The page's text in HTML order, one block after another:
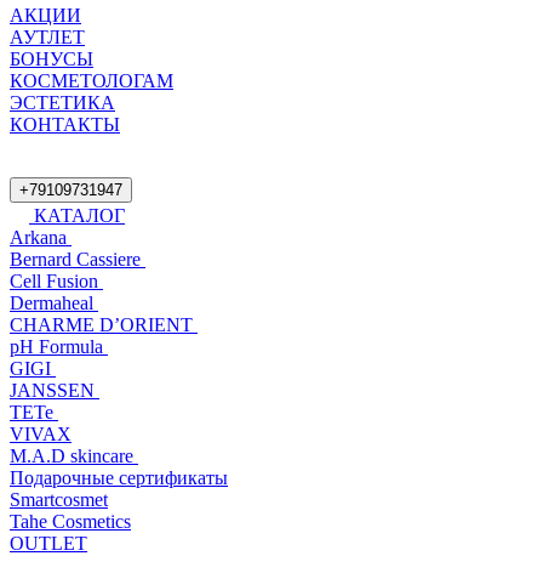
АКЦИИ
АУТЛЕТ
БОНУСЫ
КОСМЕТОЛОГАМ
ЭСТЕТИКА
КОНТАКТЫ
+79109731947
КАТАЛОГ
Arkana
Bernard Cassiere
Cell Fusion
Dermaheal
CHARME D’ORIENT
pH Formula
GIGI
JANSSEN
TETe
VIVAX
M.A.D skincare
Подарочные сертификаты
Smartcosmet
Tahe Cosmetics
OUTLET